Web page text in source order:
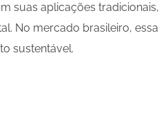
suas aplicações tradicionais,
No mercado brasileiro, essa
sustentável.